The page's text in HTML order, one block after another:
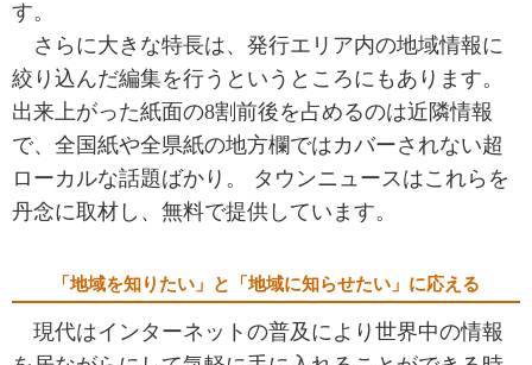
す。
さらに大きな特長は、発行エリア内の地域情報に
絞り込んだ編集を行うというところにもあります。
出来上がった紙面の8割前後を占めるのは近隣情報
で、全国紙や全県紙の地方欄ではカバーされない超
ローカルな話題ばかり。 タウンニュースはこれらを
丹念に取材し、無料で提供しています。
「地域を知りたい」と「地域に知らせたい」に応える
現代はインターネットの普及により世界中の情報